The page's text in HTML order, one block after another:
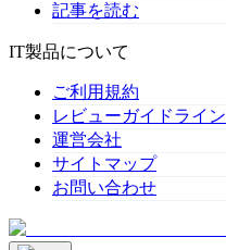
記事を読む
IT製品について
ご利用規約
レビューガイドライン
運営会社
サイトマップ
お問い合わせ